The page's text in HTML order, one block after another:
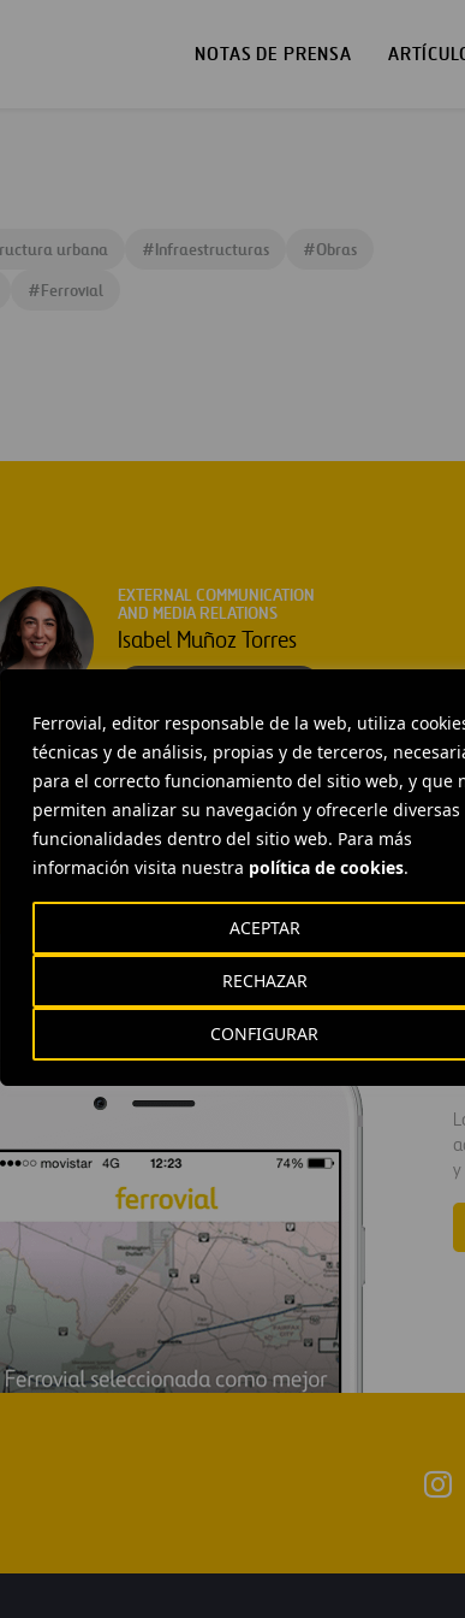
Ferrovial, editor responsable de la web, utiliza
técnicas y de análisis, propias y de terceros,
para el correcto funcionamiento del sitio web, y que
permiten analizar su navegación y ofrecerle diversas
funcionalidades dentro del sitio web. Para más
información visita nuestra política de cookies.
CONFIGURAR
RECHAZAR
ACEPTAR
NOTAS DE PRENSA
urbana #Infraestructuras #Obras
#Ferrovial
EXTERNAL COMMUNICATION
AND MEDIA RELATIONS
Isabel Muñoz Torres
y